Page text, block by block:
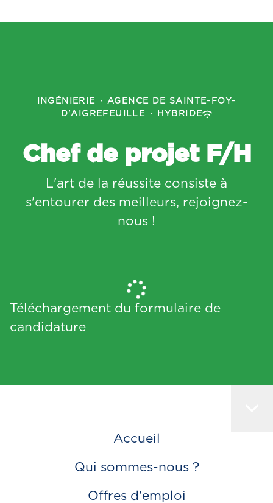
INGÉNIERIE ·
AGENCE DE SAINTE-FOY-
D'AIGREFEUILLE
· HYBRIDE
Chef de projet F/H
L'art de la réussite consiste à
s'entourer des meilleurs, rejoignez-
nous !
Téléchargement du formulaire de
candidature
Accueil
Qui sommes-nous ?
Offres d'emploi